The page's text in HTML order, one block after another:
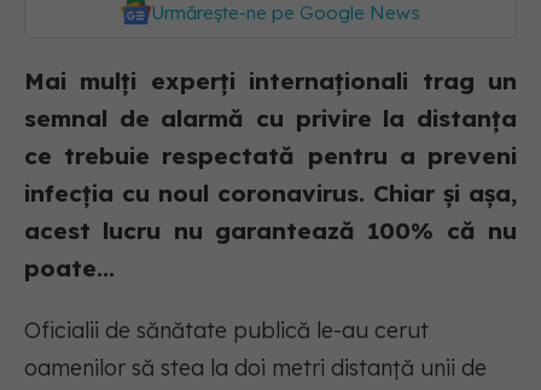
Urmărește-ne pe Google News
Mai mulți experți internaționali trag un
semnal de alarmă cu privire la distanța
ce trebuie respectată pentru a preveni
infecția cu noul coronavirus. Chiar și așa,
acest lucru nu garantează 100% că nu
poate...
Oficialii de sănătate publică le-au cerut
oamenilor să stea la doi metri distanță unii de